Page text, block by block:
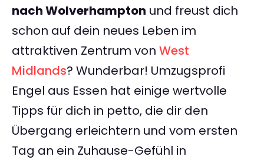
nach Wolverhampton und freust dich
schon auf dein neues Leben im
attraktiven Zentrum von West
Midlands? Wunderbar! Umzugsprofi
Engel aus Essen hat einige wertvolle
Tipps für dich in petto, die dir den
Übergang erleichtern und vom ersten
Tag an ein Zuhause-Gefühl in